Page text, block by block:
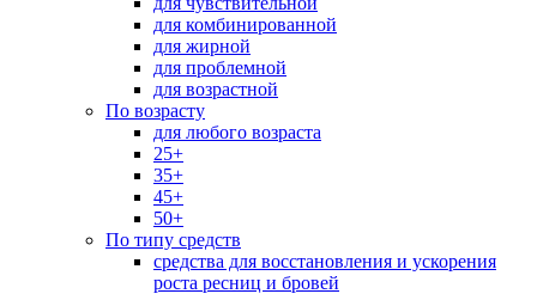
для комбинированной
для жирной
для проблемной
для возрастной
По возрасту
для любого возраста
25+
35+
45+
50+
По типу средств
средства для восстановления и ускорения
роста ресниц и бровей